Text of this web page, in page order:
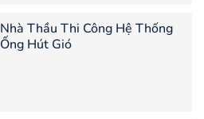
Nhà Thầu Thi Công Hệ Thống
Ống Hút Gió